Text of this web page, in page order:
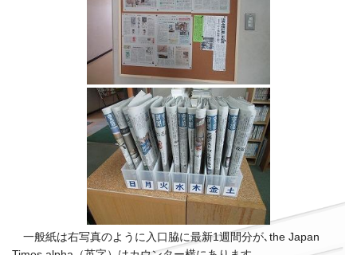
一般紙は右写真のように入口脇に最新1週間分が､the Japan